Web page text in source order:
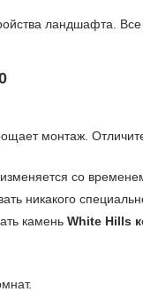
ландшафта.
монтаж.
со
никакого
камень White Hills